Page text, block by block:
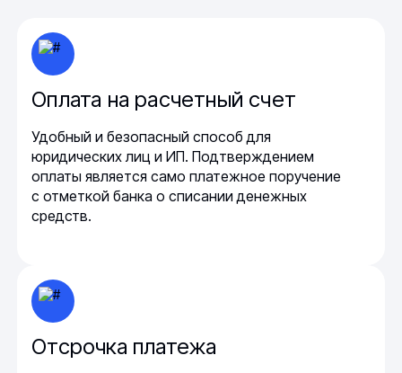
Оплата на расчетный счет
Удобный и безопасный способ для
юридических лиц и ИП. Подтверждением
оплаты является само платежное поручение
с отметкой банка о списании денежных
средств.
Отсрочка платежа